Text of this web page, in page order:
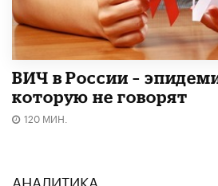
ВИЧ в России –
которую не говорят
120 МИН.
АНАЛИТИКА